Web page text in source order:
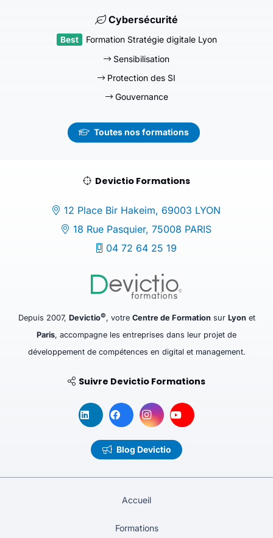
Cybersécurité
Formation Stratégie digitale Lyon
Sensibilisation
Protection des SI
Gouvernance
Toutes nos formations
Devictio Formations
12 Place Bir Hakeim, 69003 LYON
18 Rue Pasquier, 75008 PARIS
04 72 64 25 19
Depuis 2007, Devictio©, votre Centre de Formationsur Lyonet
Paris, accompagne les entreprises dans leur projet de
développement de compétences en digital et management.
Suivre Devictio Formations
Blog Devictio
Accueil
Formations